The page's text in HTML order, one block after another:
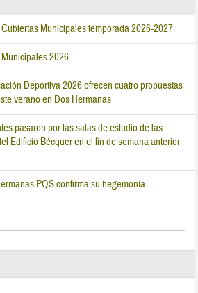
Municipales temporada 2026-2027
2026
Deportiva 2026 ofrecen cuatro propuestas
verano en Dos Hermanas
pasaron por las salas de estudio de las
Edificio Bécquer en el fin de semana anterior
PQS confirma su hegemonía